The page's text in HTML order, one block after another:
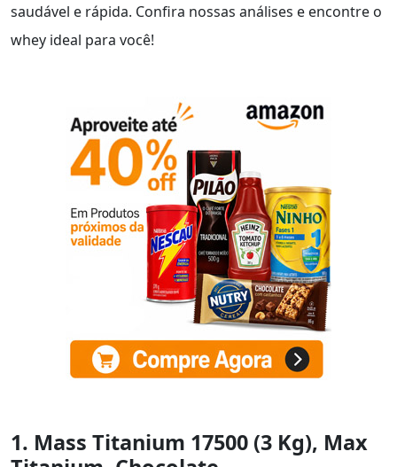
saudável e rápida. Confira nossas análises e encontre o
whey ideal para você!
1. Mass Titanium 17500 (3 Kg), Max